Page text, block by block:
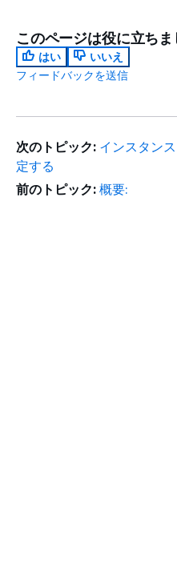
このページは役に立ちま
はい
いいえ
フィードバックを送信
次のトピック: インスタン
定する
前のトピック: 概要: